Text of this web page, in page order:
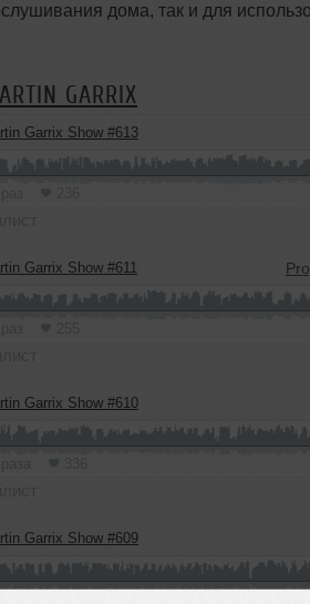
дома, так и для
GARRIX
Garrix Show #613
Garrix Show #611
Garrix Show #610
Garrix Show #609